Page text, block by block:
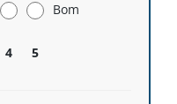
4 5
Bom